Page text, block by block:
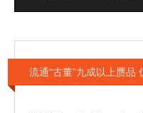
流通“古董”九成以上赝品